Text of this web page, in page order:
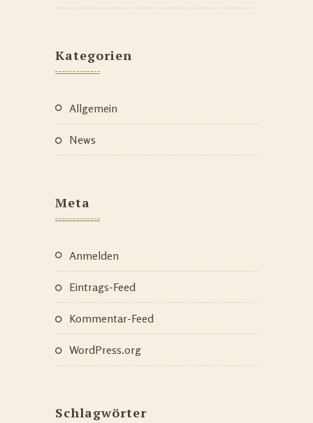
Kategorien
Allgemein
News
Meta
Anmelden
Eintrags-Feed
Kommentar-Feed
WordPress.org
Schlagwörter